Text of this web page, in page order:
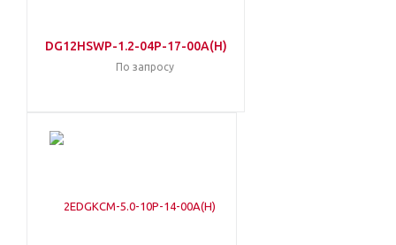
DG12HSWP-1.2-04P-17-00A(H)
По запросу